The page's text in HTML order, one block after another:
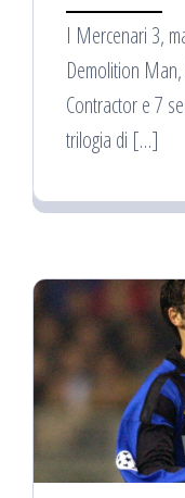
I Mercenari 3,
Demolition
Contractor e 7
trilogia di […]